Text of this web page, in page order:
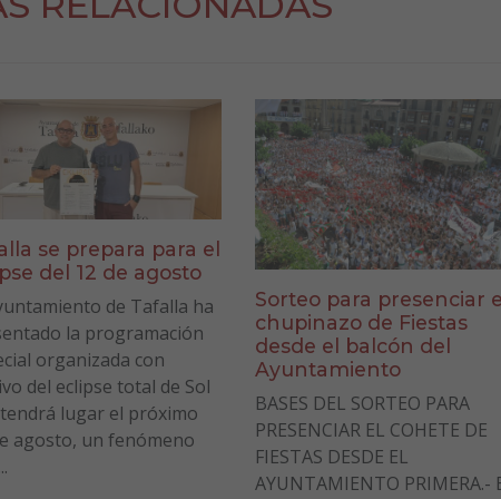
se prepara para el
del 12 de agosto
de Tafalla ha
la programación
organizada con
del eclipse total de Sol
lugar el próximo
agosto, un fenómeno
Sorteo para presenciar
chupinazo de Fiestas
desde el balcón del
Ayuntamiento
BASES DEL SORTEO PARA
PRESENCIAR EL COHETE DE
FIESTAS DESDE EL
AYUNTAMIENTO PRIMERA.-